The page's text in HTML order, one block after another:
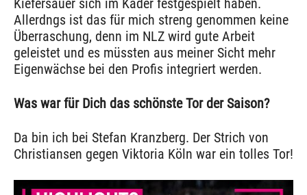
Kiefersauer sich im Kader festgespielt haben.
Allerdngs ist das für mich streng genommen keine
Überraschung, denn im NLZ wird gute Arbeit
geleistet und es müssten aus meiner Sicht mehr
Eigenwächse bei den Profis integriert werden.
Was war für Dich das schönste Tor der Saison?
Da bin ich bei Stefan Kranzberg. Der Strich von
Christiansen gegen Viktoria Köln war ein tolles Tor!